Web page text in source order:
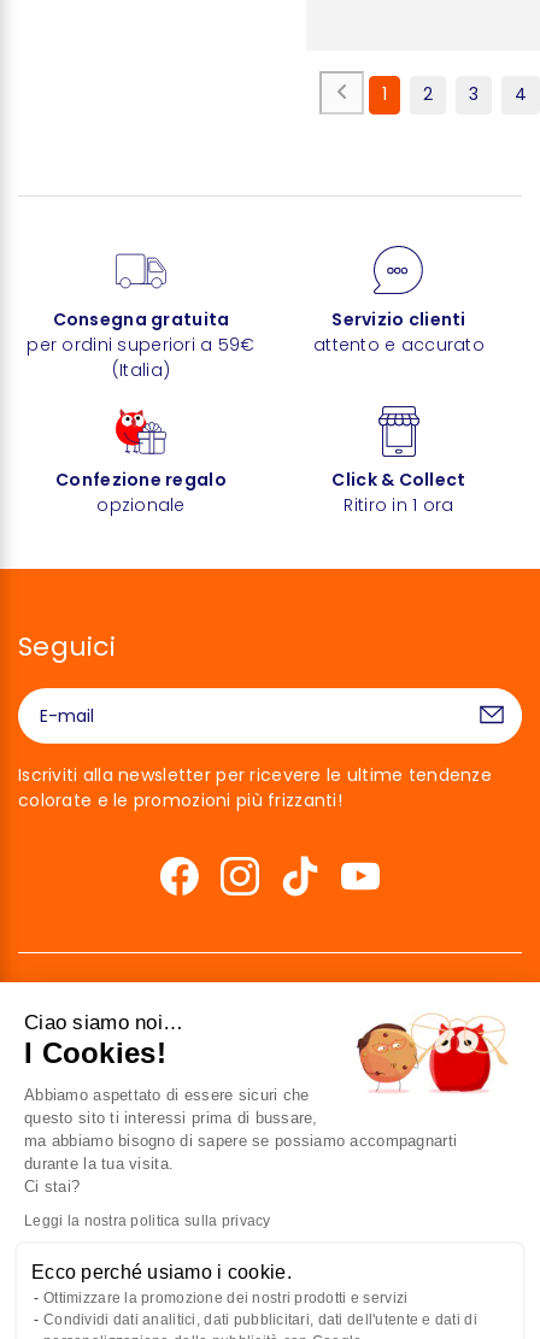
1 2 3 4
Consegna gratuita
per ordini superiori a 59€
(Italia)
Servizio clienti
attento e accurato
Confezione regalo
opzionale
Click & Collect
Ritiro in 1 ora
Seguici
Iscriviti alla newsletter per ricevere le ultime tendenze
colorate e le promozioni più frizzanti!
41 av. de l’agent Sarre
92700 Colombes
France
CONOSCERCI
Ciao siamo noi…
I Cookies!
Abbiamo aspettato di essere sicuri che
questo sito ti interessi prima di bussare,
ma abbiamo bisogno di sapere se possiamo accompagnarti
durante la tua visita.
Ci stai?
Leggi la nostra politica sulla privacy
Ecco perché usiamo i cookie.
Ottimizzare la promozione dei nostri prodotti e servizi
Condividi dati analitici, dati pubblicitari, dati dell'utente e dati di